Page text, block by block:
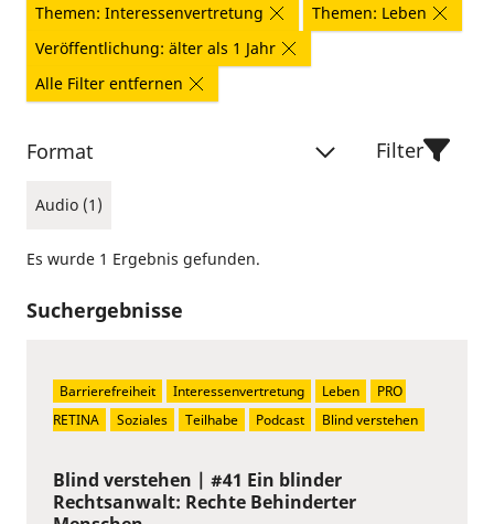
Themen: Interessenvertretung
Themen: Leben
Veröffentlichung: älter als 1 Jahr
Alle Filter entfernen
Format
Audio (1)
Filter
Es wurde 1 Ergebnis gefunden.
Suchergebnisse
Blind verstehen | #41 Ein blinder
Rechtsanwalt: Rechte Behinderter
Barrierefreiheit Interessenvertretung Leben
PRO
RETINA
Soziales Teilhabe Podcast Blind verstehen